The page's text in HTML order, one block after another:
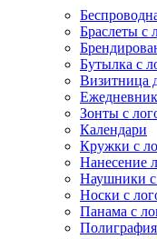
Браслеты с
Бутылка с
Визитница
Зонты с
Календари
Кружки с
Нанесение
Наушники
Носки с
Панама с
Полиграфия